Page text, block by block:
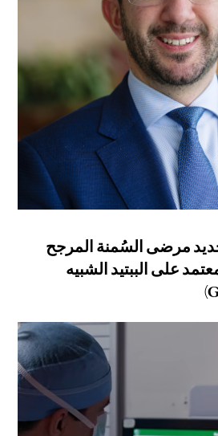
مرضى السُمنة المرجح
على الببتيد الشبيه